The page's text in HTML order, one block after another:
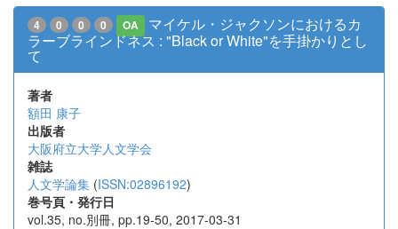
4 0 0 0 OA
マイケル・ジャクソンにおけるカ
ラーブラインドネス : "Black or White"を手掛かりとし
て
著者
額田 康子
出版者
大阪府立大学人文学会
雑誌
人文学論集 (ISSN:02896192)
巻号頁・発行日
vol.35, no.別冊, pp.19-50, 2017-03-31